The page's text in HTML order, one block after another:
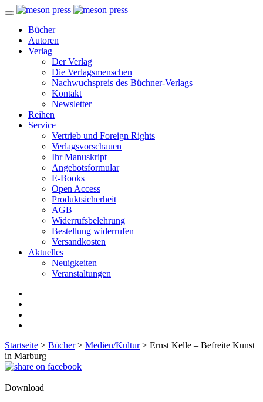
Bücher
Autoren
Verlag
Der Verlag
Die Verlagsmenschen
Nachwuchspreis des Büchner-Verlags
Kontakt
Newsletter
Reihen
Service
Vertrieb und Foreign Rights
Verlagsvorschauen
Ihr Manuskript
Angebotsformular
E-Books
Open Access
Produktsicherheit
AGB
Widerrufsbelehrung
Bestellung widerrufen
Versandkosten
Aktuelles
Neuigkeiten
Veranstaltungen
Startseite > Bücher> Medien/Kultur> Ernst Kelle – Befreite Kunst
in Marburg
Download